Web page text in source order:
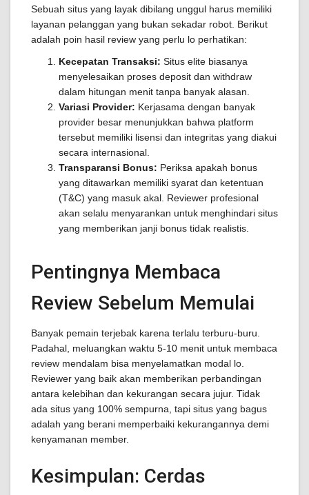
Sebuah situs yang layak dibilang unggul harus memiliki
layanan pelanggan yang bukan sekadar robot. Berikut
adalah poin hasil review yang perlu lo perhatikan:
Kecepatan Transaksi: Situs elite biasanya
menyelesaikan proses deposit dan withdraw
dalam hitungan menit tanpa banyak alasan.
Variasi Provider: Kerjasama dengan banyak
provider besar menunjukkan bahwa platform
tersebut memiliki lisensi dan integritas yang diakui
secara internasional.
Transparansi Bonus: Periksa apakah bonus
yang ditawarkan memiliki syarat dan ketentuan
(T&C) yang masuk akal. Reviewer profesional
akan selalu menyarankan untuk menghindari situs
yang memberikan janji bonus tidak realistis.
Pentingnya Membaca
Review Sebelum Memulai
Banyak pemain terjebak karena terlalu terburu-buru.
Padahal, meluangkan waktu 5-10 menit untuk membaca
review mendalam bisa menyelamatkan modal lo.
Reviewer yang baik akan memberikan perbandingan
antara kelebihan dan kekurangan secara jujur. Tidak
ada situs yang 100% sempurna, tapi situs yang bagus
adalah yang berani memperbaiki kekurangannya demi
kenyamanan member.
Kesimpulan: Cerdas